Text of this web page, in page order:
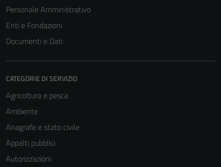
Personale Amministrativo
Enti e Fondazioni
Documenti e Dati
CATEGORIE DI SERVIZIO
Agricoltura e pesca
Ambiente
Anagrafe e stato civile
Appalti pubblici
Autorizzazioni